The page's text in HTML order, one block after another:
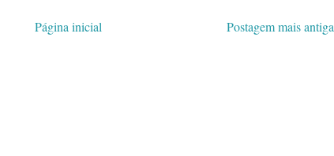
Postagem mais antiga
Página inicial